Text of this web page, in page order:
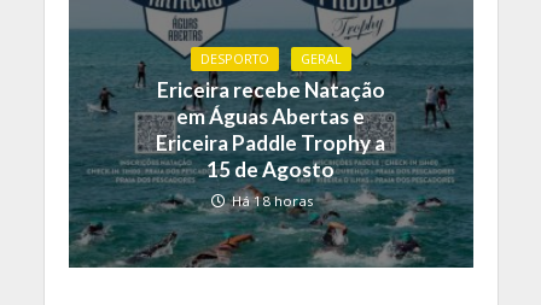
DESPORTO GERAL
Ericeira recebe Natação
em Águas Abertas e
Ericeira Paddle Trophy a
15 de Agosto
Há 18 horas